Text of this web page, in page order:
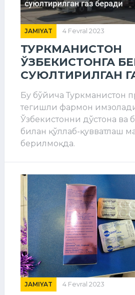
JAMIYAT 4 Fevral 2023
ТУРКМАНИСТОН
ЎЗБЕКИСТОНГА
СУЮЛТИРИЛГАН
Бу бўйича Туркманистон
тегишли фармон
Ўзбекистонни дўстона ва
билан қўллаб-қувватлаш
берилмоқда.
JAMIYAT 4 Fevral 2023